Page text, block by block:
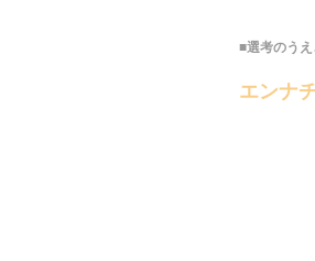
■選考のう
エンナ